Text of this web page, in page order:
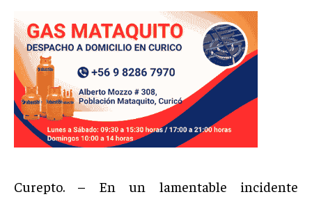
Curepto. – En un lamentable incidente